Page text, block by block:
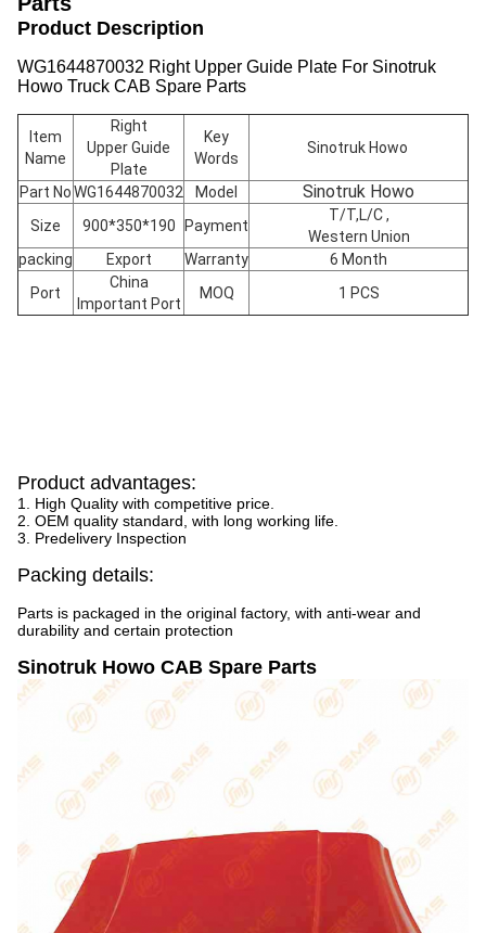
Product Description
WG1644870032 Right Upper Guide Plate For Sinotruk
Howo Truck CAB Spare Parts
Item
Name
Right
Upper Guide
Plate
Key
Words
Sinotruk Howo
Part NoWG1644870032 Model Sinotruk Howo
Size 900*350*190 Payment
T/T,L/C ,
Western Union
packing
Export Warranty
6 Month
Port
China
Important Port
MOQ 1 PCS
Product advantages:
1. High Quality with competitive price.
2. OEM quality standard, with long working life.
3. Predelivery Inspection
Packing details:
Parts is packaged in the original factory, with anti-wear and
durability and certain protection
Sinotruk Howo CAB Spare Parts